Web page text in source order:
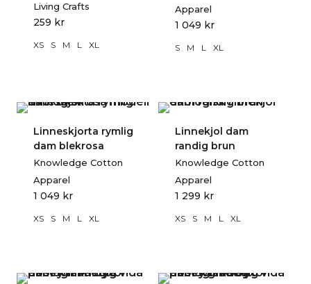
Living Crafts
259 kr
XS S M L XL
Apparel
1 049 kr
S M L XL
Linneskjorta rymlig
dam blekrosa
Knowledge Cotton
Apparel
1 049 kr
XS S M L XL
Linnekjol dam
randig brun
Knowledge Cotton
Apparel
1 299 kr
XS S M L XL